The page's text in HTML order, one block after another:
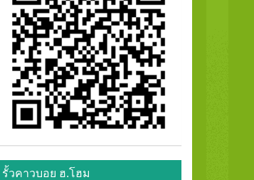
รั้วคาวบอย ฮ.โฮม